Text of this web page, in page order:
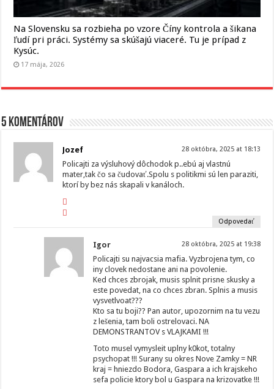
Na Slovensku sa rozbieha po vzore Číny kontrola a šikana
ľudí pri práci. Systémy sa skúšajú viaceré. Tu je prípad z
Kysúc.
17 mája, 2026
5 komentárov
Jozef 28 októbra, 2025 at 18:13
Policajti za výsluhový dôchodok p..ebú aj vlastnú
mater,tak čo sa čudovať.Spolu s politikmi sú len paraziti,
ktorí by bez nás skapali v kanáloch.
Odpovedať
Igor 28 októbra, 2025 at 19:38
Policajti su najvacsia mafia. Vyzbrojena tym, co
iny clovek nedostane ani na povolenie.
Ked chces zbrojak, musis splnit prisne skusky a
este povedat, na co chces zbran. Splnis a musis
vysvetlvoat???
Kto sa tu boji?? Pan autor, upozornim na tu vezu
z lešenia, tam boli ostrelovaci. NA
DEMONSTRANTOV s VLAJKAMI !!!
Toto musel vymysleit uplny k0kot, totalny
psychopat !!! Surany su okres Nove Zamky = NR
kraj = hniezdo Bodora, Gaspara a ich krajskeho
sefa policie ktory bol u Gaspara na krizovatke !!!